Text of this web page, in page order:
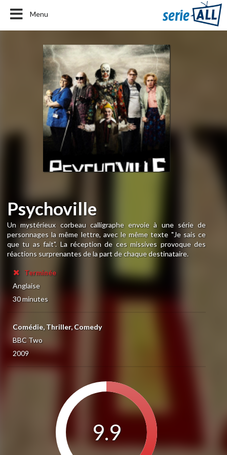
Menu
Psychoville
Un mystérieux corbeau calligraphe envoie à une série de
personnages la même lettre, avec le même texte "Je sais ce
que tu as fait". La réception de ces missives provoque des
réactions surprenantes de la part de chaque destinataire.
Terminée
Anglaise
30 minutes
Comédie, Thriller, Comedy
BBC Two
2009
9.9